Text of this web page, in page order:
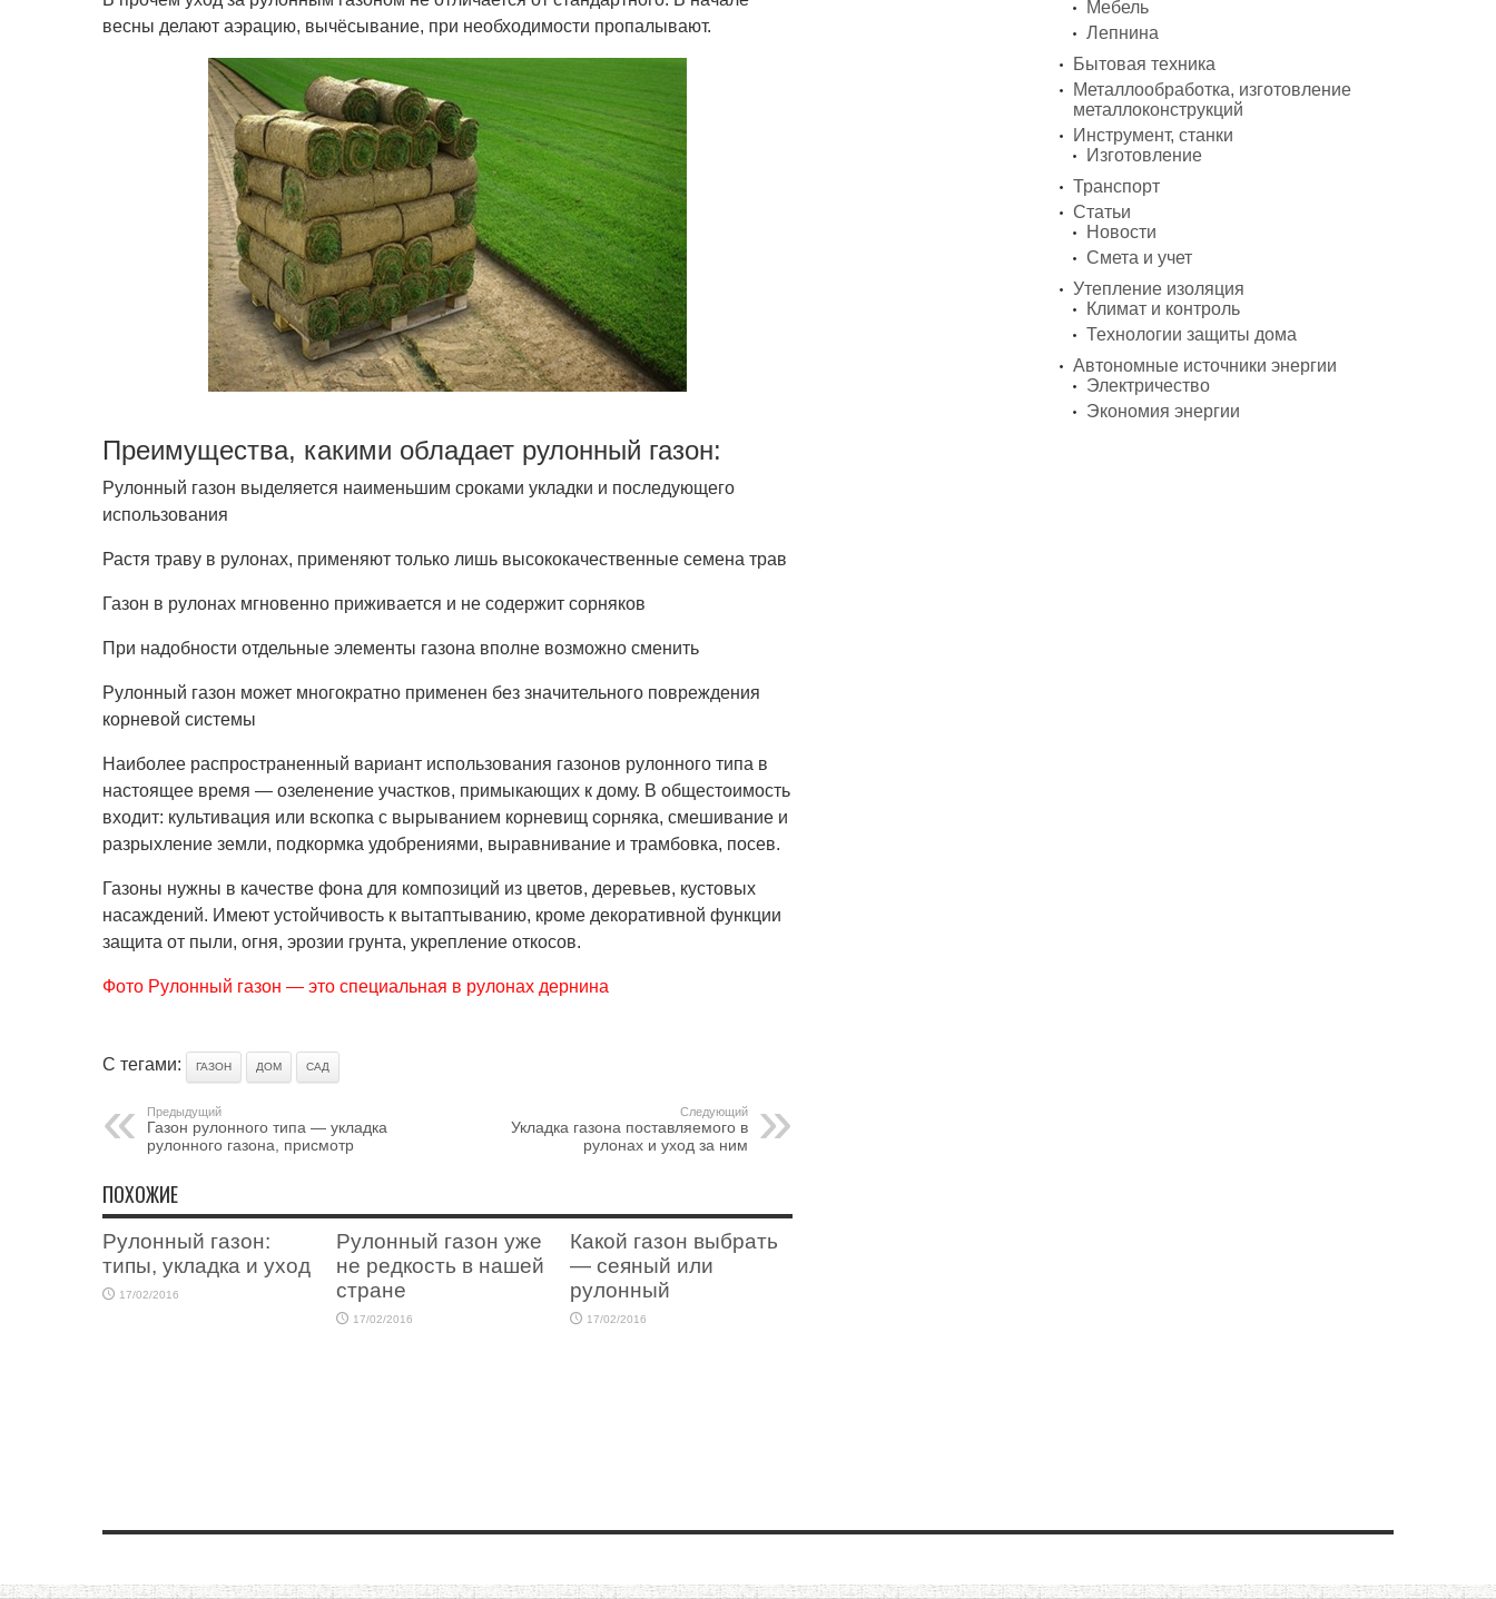
весны делают аэрацию, вычёсывание, при необходимости пропалывают.
Преимущества, какими обладает рулонный газон:
Рулонный газон выделяется наименьшим сроками укладки и последующего
использования
Растя траву в рулонах, применяют только лишь высококачественные семена трав
Газон в рулонах мгновенно приживается и не содержит сорняков
При надобности отдельные элементы газона вполне возможно сменить
Рулонный газон может многократно применен без значительного повреждения
корневой системы
Наиболее распространенный вариант использования газонов рулонного типа в
настоящее время — озеленение участков, примыкающих к дому. В общестоимость
входит: культивация или вскопка с вырыванием корневищ сорняка, смешивание и
разрыхление земли, подкормка удобрениями, выравнивание и трамбовка, посев.
Газоны нужны в качестве фона для композиций из цветов, деревьев, кустовых
насаждений. Имеют устойчивость к вытаптыванию, кроме декоративной функции
защита от пыли, огня, эрозии грунта, укрепление откосов.
Фото Рулонный газон — это специальная в рулонах дернина
С тегами: ГАЗОН ДОМ САД
Предыдущий
Газон рулонного типа — укладка
рулонного газона, присмотр
Следующий
Укладка газона поставляемого в
рулонах и уход за ним
ПОХОЖИЕ
Рулонный газон:
типы, укладка и уход
17/02/2016
Рулонный газон уже
не редкость в нашей
стране
17/02/2016
Какой газон выбрать
— сеяный или
рулонный
17/02/2016
Мебель
Лепнина
Бытовая техника
Металлообработка, изготовление
металлоконструкций
Инструмент, станки
Изготовление
Транспорт
Статьи
Новости
Смета и учет
Утепление изоляция
Климат и контроль
Технологии защиты дома
Автономные источники энергии
Электричество
Экономия энергии